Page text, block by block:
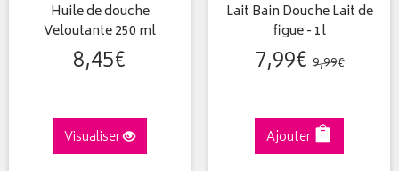
Huile de douche
Veloutante 250 ml
8,45€
Visualiser
Lait Bain Douche Lait de
figue - 1l
7,99€ 9,99€
Ajouter